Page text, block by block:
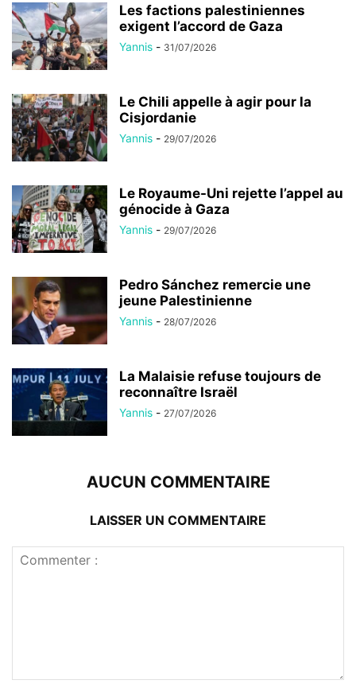
Les factions palestiniennes
exigent l’accord de Gaza
Yannis - 31/07/2026
Le Chili appelle à agir pour la
Cisjordanie
Yannis - 29/07/2026
Le Royaume-Uni rejette l’appel au
génocide à Gaza
Yannis - 29/07/2026
Pedro Sánchez remercie une
jeune Palestinienne
Yannis - 28/07/2026
La Malaisie refuse toujours de
reconnaître Israël
Yannis - 27/07/2026
AUCUN COMMENTAIRE
LAISSER UN COMMENTAIRE